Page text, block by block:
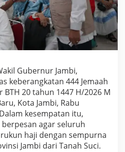
Gubernur Jambi,
keberangkatan 444 Jemaah
BTH 20 tahun 1447 H/2026 M
Kota Jambi, Rabu
kesempatan itu,
agar seluruh
haji dengan sempurna
Jambi dari Tanah Suci.